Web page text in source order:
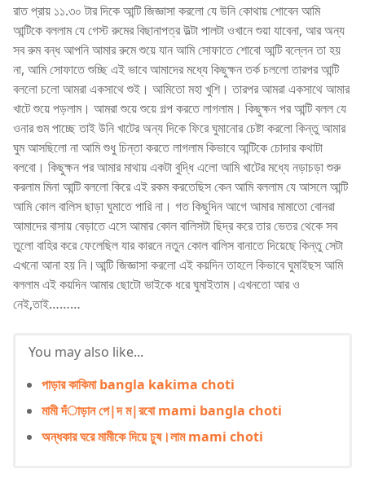
রাত প্রায় ১১.৩০ টার দিকে আন্টি জিজ্ঞাসা করলো যে উনি কোথায় শোবেন আমি
আন্টিকে বললাম যে গেস্ট রুমের বিছানাপত্র উল্টা পালটা ওখানে শুয়া যাবেনা, আর অন্য
সব রুম বন্ধ আপনি আমার রুমে শুয়ে যান আমি সোফাতে শোবো আন্টি বল্লেন তা হয়
না, আমি সোফাতে শুচ্ছি এই ভাবে আমাদের মধ্যে কিছুক্ষন তর্ক চললো তারপর আন্টি
বললো চলো আমরা একসাথে শুই। আমিতো মহা খুশি। তারপর আমরা একসাথে আমার
খাটে শুয়ে পড়লাম। আমরা শুয়ে শুয়ে গল্প করতে লাগলাম। কিছুক্ষন পর আন্টি বলল যে
ওনার গুম পাচ্ছে তাই উনি খাটের অন্য দিকে ফিরে ঘুমানোর চেষ্টা করলো কিন্তু আমার
ঘুম আসছিলো না আমি শুধু চিন্তা করতে লাগলাম কিভাবে আন্টিকে চোদার কথাটা
বলবো। কিছুক্ষন পর আমার মাথায় একটা বুদ্ধি এলো আমি খাটের মধ্যে নড়াচড়া শুরু
করলাম মিনা আন্টি বললো কিরে এই রকম করতেছিস কেন আমি বললাম যে আসলে আন্টি
আমি কোল বালিস ছাড়া ঘুমাতে পারি না। গত কিছুদিন আগে আমার মামাতো বোনরা
আমাদের বাসায় বেড়াতে এসে আমার কোল বালিসটা ছিদ্র করে তার ভেতর থেকে সব
তুলো বাহির করে ফেলেছিল যার কারনে নতুন কোল বালিস বানাতে দিয়েছে কিন্তু সেটা
এখনো আনা হয় নি।আন্টি জিজ্ঞাসা করলো এই কয়দিন তাহলে কিভাবে ঘুমাইছস আমি
বললাম এই কয়দিন আমার ছোটো ভাইকে ধরে ঘুমাইতাম।এখনতো আর ও
নেই,তাই………
You may also like...
পাড়ার কাকিমা bangla kakima choti
মামী দঁাড়ান পে|দ ম|রবো mami bangla choti
অন্ধকার ঘরে মামীকে দিয়ে চুষ।লাম mami choti